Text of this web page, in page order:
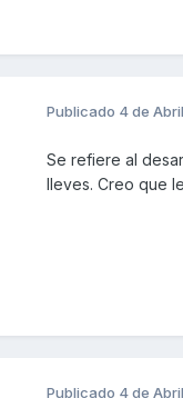
Publicado 4 de
Se refiere al
lleves. Creo que
Publicado 4 de